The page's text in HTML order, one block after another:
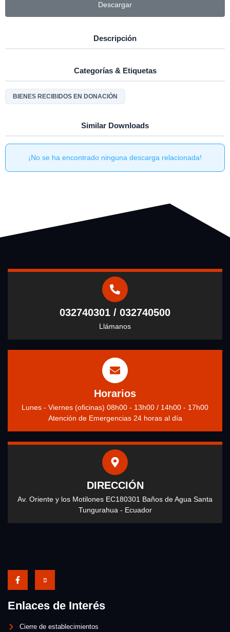
Descargar
Descripción
Categorías & Etiquetas
BIENES RECIBIDOS EN DONACIÓN
Similar Downloads
¡No se ha encontrado ninguna descarga relacionada!
032740301 / 032740500
Llámanos
Horarios
Lunes - Viernes (oficinas) 08h00 - 13h00 / 14h00 - 17h00
Atención de Emergencias 24 horas al día
DIRECCIÓN
Av. Oriente y los Motilones EC180301 Baños de Agua Santa
Tungurahua - Ecuador
Enlaces de Interés
Cierre de establecimientos